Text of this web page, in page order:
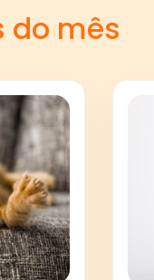
do mês